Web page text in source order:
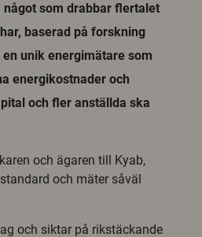
som drabbar flertalet
baserad på forskning
unik energimätare som
energikostnader och
och fler anställda ska
och ägaren till Kyab,
och mäter såväl
och siktar på rikstäckande